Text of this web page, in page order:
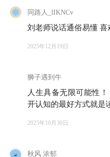
欢迎来到《知行小酒馆》
客节目，我们关注投资，
像是几部小说叠在一起：
云南边境闯荡；在大山里
照，一边读尼采和罗素；
构，差点成为了四川的新
同路人_lIKNCv
刘老师说话通俗易懂 喜
2025年12月19日
狮子遇到牛
人生具备无限可能性
开认知的最好方式就是
2025年10月30日
秋风 浓郁